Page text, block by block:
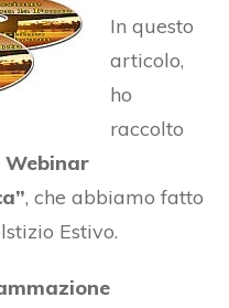
In questo
articolo,
ho
raccolto
, che abbiamo fatto
Estivo.